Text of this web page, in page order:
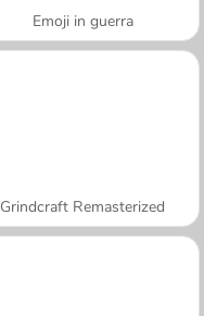
Emoji in guerra
Grindcraft Remasterized